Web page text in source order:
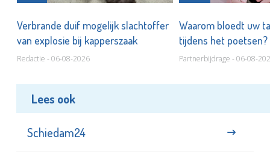
Verbrande duif mogelijk slachtoffer
van explosie bij kapperszaak
Redactie - 06-08-2026
Waarom bloedt uw
tijdens het poetsen?
Partnerbijdrage - 06-08-
Lees ook
Schiedam24